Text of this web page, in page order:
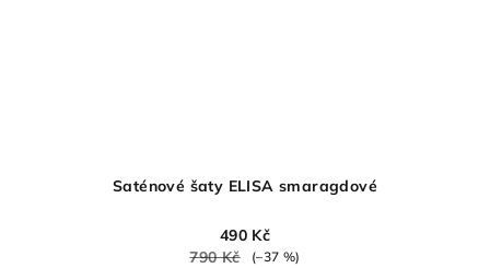
Saténové šaty ELISA smaragdové
490 Kč
790 Kč
(–37 %)